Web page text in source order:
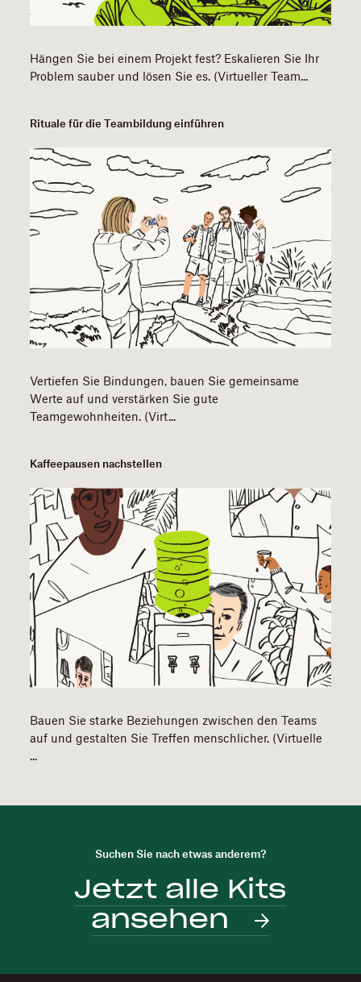
Hängen Sie bei einem Projekt fest? Eskalieren Sie Ihr
Problem sauber und lösen Sie es. (Virtueller Team...
Rituale für die Teambildung einführen
Vertiefen Sie Bindungen, bauen Sie gemeinsame
Werte auf und verstärken Sie gute
Teamgewohnheiten. (Virt...
Kaffeepausen nachstellen
Bauen Sie starke Beziehungen zwischen den Teams
auf und gestalten Sie Treffen menschlicher. (Virtuelle
...
Suchen Sie nach etwas anderem?
Jetzt alle Kits
ansehen